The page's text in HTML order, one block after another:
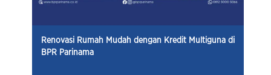
Renovasi Rumah Mudah dengan Kredit Multiguna di
BPR Parinama